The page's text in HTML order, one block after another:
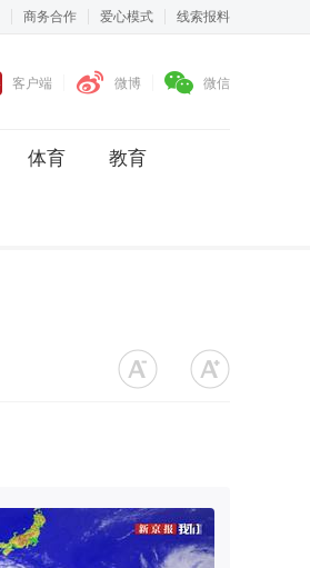
商务合作 爱心模式 线索报料
客户端 微博 微信
体育 教育